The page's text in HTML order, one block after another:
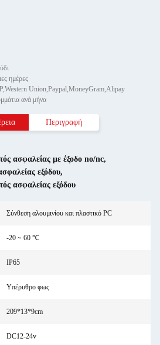
ημέρες
Union,Paypal,MoneyGram,Alipay
ανά μήνα
Περιγραφή
ασφαλείας με έξοδο no/nc,
εξόδου,
ασφαλείας εξόδου
Σύνθεση αλουμινίου και πλαστικό PC
-20 ~ 60 ℃
IP65
Υπέρυθρο φως
209*13*9cm
DC12-24v